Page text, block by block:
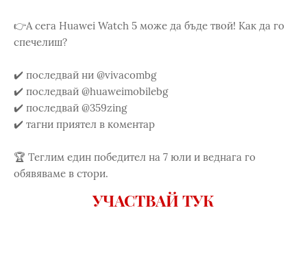
👉А сега Huawei Watch 5 може да бъде твой! Как да го
спечелиш?
✔️ последвай ни @vivacombg
✔️ последвай @huaweimobilebg
✔️ последвай @359zing
✔️ тагни приятел в коментар
🏆 Теглим един победител на 7 юли и веднага го
обявяваме в стори.
УЧАСТВАЙ ТУК